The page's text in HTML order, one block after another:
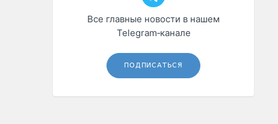
Все главные новости в нашем
Telegram‑канале
ПОДПИСАТЬСЯ